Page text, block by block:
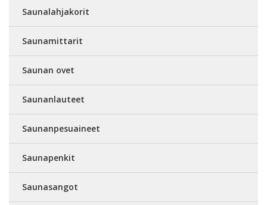
Saunalahjakorit
Saunamittarit
Saunan ovet
Saunanlauteet
Saunanpesuaineet
Saunapenkit
Saunasangot